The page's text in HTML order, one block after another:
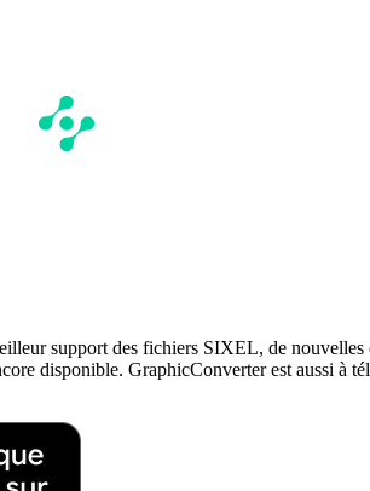
support des fichiers SIXEL, de
disponible. GraphicConverter est aussi à